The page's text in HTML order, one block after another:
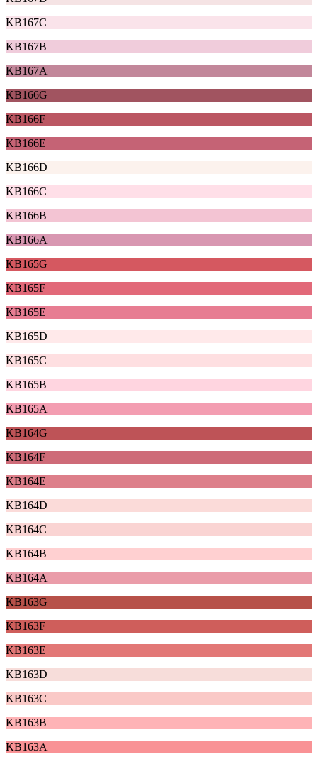
KB167C
KB167B
KB167A
KB166G
KB166F
KB166E
KB166D
KB166C
KB166B
KB166A
KB165G
KB165F
KB165E
KB165D
KB165C
KB165B
KB165A
KB164G
KB164F
KB164E
KB164D
KB164C
KB164B
KB164A
KB163G
KB163F
KB163E
KB163D
KB163C
KB163B
KB163A